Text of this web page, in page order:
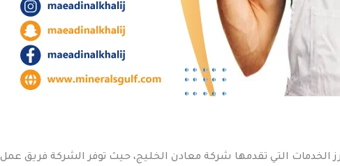
التي تقدمها شركة معادن الخليج، حيث توفر الشركة فريق